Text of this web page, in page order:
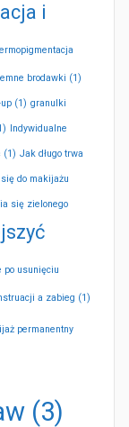
i
brodawki (1)
(1) granulki
Indywidualne
(1) Jak długo trwa
do makijażu
się zielonego
po usunięciu
a zabieg (1)
permanentny
(3)